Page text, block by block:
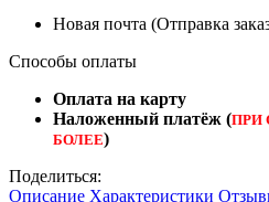
Новая почта (Отправка
Способы оплаты
Оплата на карту
Наложенный платёж (ПРИ
БОЛЕЕ)
Поделиться:
Описание Характеристики